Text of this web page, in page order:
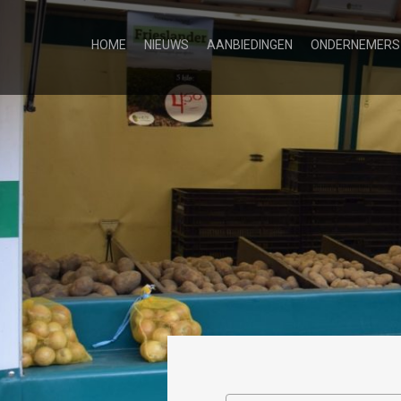
HOME NIEUWS AANBIEDINGEN ONDERNEMERS